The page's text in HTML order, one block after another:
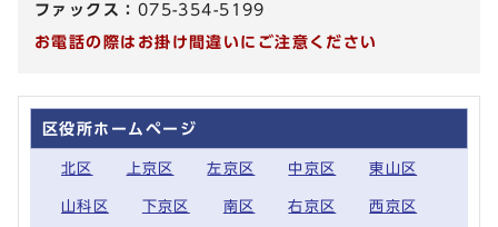
ファックス： 075-354-5199
お電話の際はお掛け間違いにご注意ください
区役所ホームページ
北区 上京区 左京区 中京区 東山区
山科区 下京区 南区 右京区 西京区